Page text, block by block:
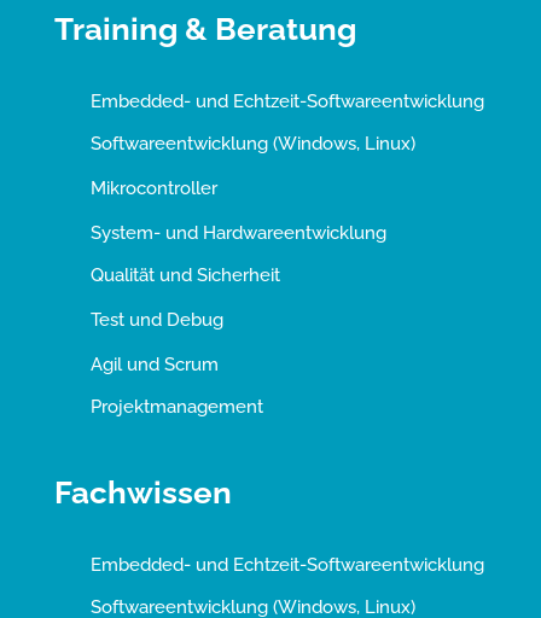
Training & Beratung
Embedded- und Echtzeit-Softwareentwicklung
Softwareentwicklung (Windows, Linux)
Mikrocontroller
System- und Hardwareentwicklung
Qualität und Sicherheit
Test und Debug
Agil und Scrum
Projektmanagement
Fachwissen
Embedded- und Echtzeit-Softwareentwicklung
Softwareentwicklung (Windows, Linux)